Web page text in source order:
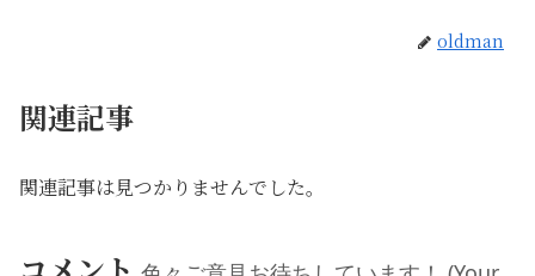
oldman
関連記事
関連記事は見つかりませんでした。